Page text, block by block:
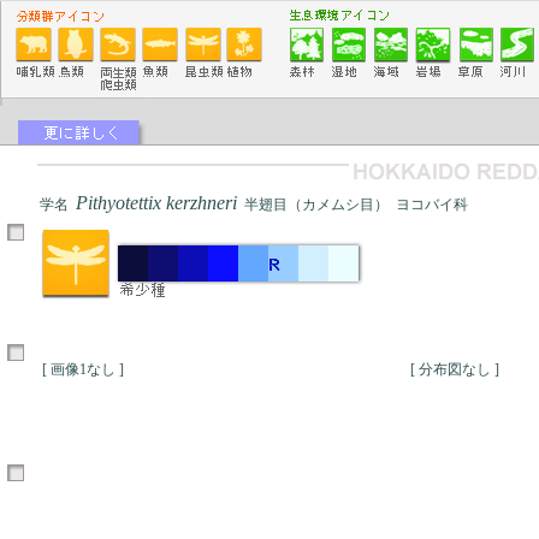
学名 Pithyotettix kerzhneri 半翅目（カメムシ目） ヨコバイ科
[ 画像1なし ] [ 分布図なし ]